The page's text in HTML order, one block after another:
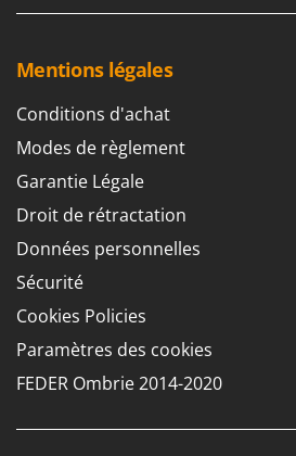
Mowox
N
New O.M.R.A.
Nilfisk
Ninja
Novatec
Novital
NuAir
NuovaFac
Mentions légales
Conditions d'achat
Modes de règlement
Garantie Légale
Droit de rétractation
Données personnelles
Sécurité
Cookies Policies
Paramètres des cookies
FEDER Ombrie 2014-2020